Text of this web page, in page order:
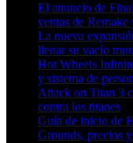
El anuncio de
ventas de Remake
La nueva
llenar su vacío
Hot Wheels
y sistema de
Attack on Titan 3
contra los titanes
Guía de inicio de
Grounds, precios